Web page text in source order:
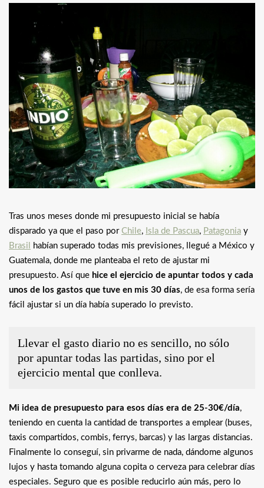
Tras unos meses donde mi presupuesto inicial se había
disparado ya que el paso por Chile, Isla de Pascua, Patagonia y
Brasil
habían superado todas mis previsiones, llegué a México y
Guatemala, donde me planteaba el reto de ajustar mi
presupuesto. Así que hice el ejercicio de apuntar todos y cada
unos de los gastos que tuve en mis 30 días, de esa forma sería
fácil ajustar si un día había superado lo previsto.
Llevar el gasto diario no es sencillo, no sólo
por apuntar todas las partidas, sino por el
ejercicio mental que conlleva.
Mi idea de presupuesto para esos días era de 25-30€/día,
teniendo en cuenta la cantidad de transportes a emplear (buses,
taxis compartidos, combis, ferrys, barcas) y las largas distancias.
Finalmente lo conseguí, sin privarme de nada, dándome algunos
lujos y hasta tomando alguna copita o cerveza para celebrar días
especiales. Seguro que es posible reducirlo aún más, pero lo